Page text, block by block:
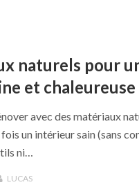
naturels pour
et chaleureuse
avec des matériaux
un intérieur sain (sans
ni…
LUCAS